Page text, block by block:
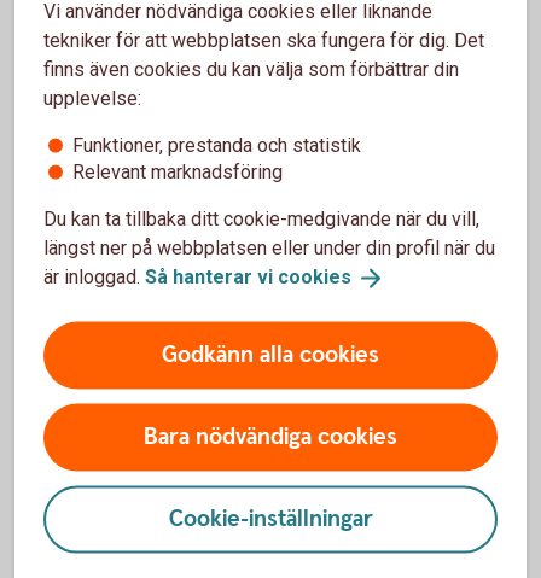
5 tips när du flyttar
Adressändra
Vill du fortfarande få post? Gör adressändring
som är knutna till den gamla bostaden.
Se till att ha en buffert
Avtal och abonnemang
Ändra eller säg upp abonnemang. Informera om
din flytt till leverantörer av elbolag, gas,
vatten/avlopp, fjärrvärme, sophämtning.
Fixa flytthjälp
Vi använder nödvändiga cookies eller liknande
tekniker för att webbplatsen ska fungera för dig. Det
finns även cookies du kan välja som förbättrar din
upplevelse:
Funktioner, prestanda och statistik
Relevant marknadsföring
Du kan ta tillbaka ditt cookie-medgivande när du vill,
längst ner på webbplatsen eller under din profil när du
är inloggad. Så hanterar vi cookies
Godkänn alla cookies
Bara nödvändiga cookies
Cookie-inställningar